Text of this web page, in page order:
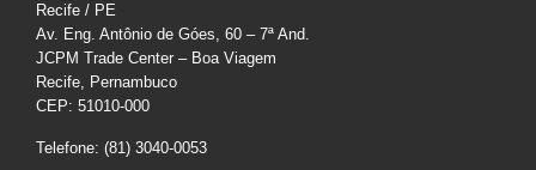
Recife / PE
Av. Eng. Antônio de Góes, 60 – 7ª And.
JCPM Trade Center – Boa Viagem
Recife, Pernambuco
CEP: 51010-000
Telefone: (81) 3040-0053